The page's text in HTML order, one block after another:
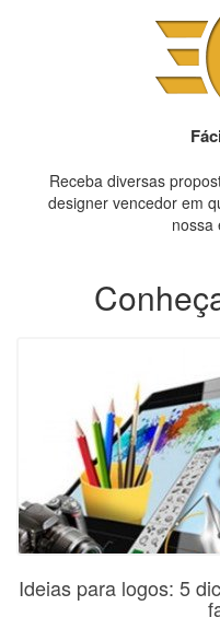
Receba diversas
designer vencedor em
nossa
Ideias para logos: 5